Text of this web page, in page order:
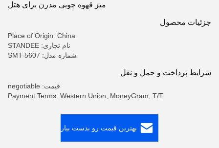
میز قهوه چوبی مدرن برای هتل
جزئیات محصول
Place of Origin: China
نام تجاری: STANDEE
شماره مدل: SMT-5607
شرایط پرداخت و حمل و نقل
قیمت: negotiable
Payment Terms: Western Union, MoneyGram, T/T
بهترین قیمت رو بدست بیار